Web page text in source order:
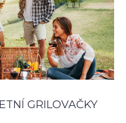
GRILOVAČKY